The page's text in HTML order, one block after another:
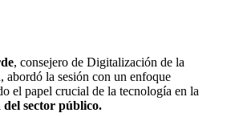
, consejero de Digitalización de la
abordó la sesión con un enfoque
el papel crucial de la tecnología en la
del sector público.